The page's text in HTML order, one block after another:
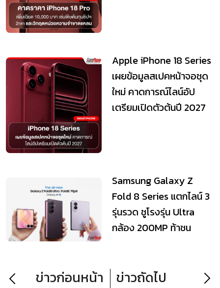
Apple iPhone 18 Series
เผยข้อมูลสเปคหน้าจอชุด
ใหม่ คาดการณ์ไลน์อัป
เตรียมเปิดตัวต้นปี 2027
Samsung Galaxy Z
Fold 8 Series แตกไลน์ 3
รุ่นรวด ชูโรงรุ่น Ultra
กล้อง 200MP ท้าชน
ข่าวก่อนหน้า ข่าวถัดไป